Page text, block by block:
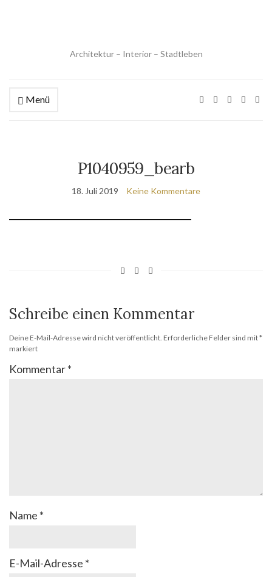
Architektur – Interior – Stadtleben
Menü
P1040959_bearb
18. Juli 2019 Keine Kommentare
Schreibe einen Kommentar
Deine E-Mail-Adresse wird nicht veröffentlicht. Erforderliche Felder sind mit*
markiert
Kommentar*
Name *
E-Mail-Adresse *